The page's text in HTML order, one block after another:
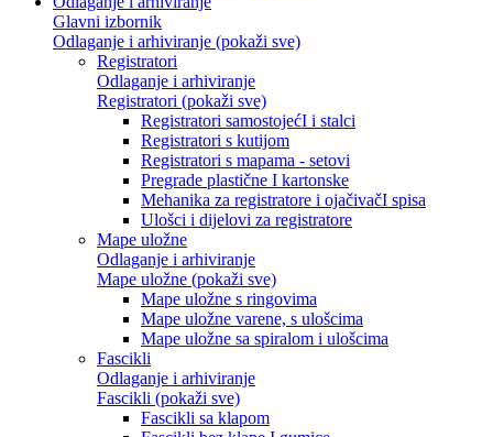
Glavni izbornik
Odlaganje i arhiviranje (pokaži sve)
Registratori
Odlaganje i arhiviranje
Registratori (pokaži sve)
Registratori samostojećI i stalci
Registratori s kutijom
Registratori s mapama - setovi
Pregrade plastične I kartonske
Mehanika za registratore i ojačivačI spisa
Ulošci i dijelovi za registratore
Mape uložne
Odlaganje i arhiviranje
Mape uložne (pokaži sve)
Mape uložne s ringovima
Mape uložne varene, s ulošcima
Mape uložne sa spiralom i ulošcima
Fascikli
Odlaganje i arhiviranje
Fascikli (pokaži sve)
Fascikli sa klapom